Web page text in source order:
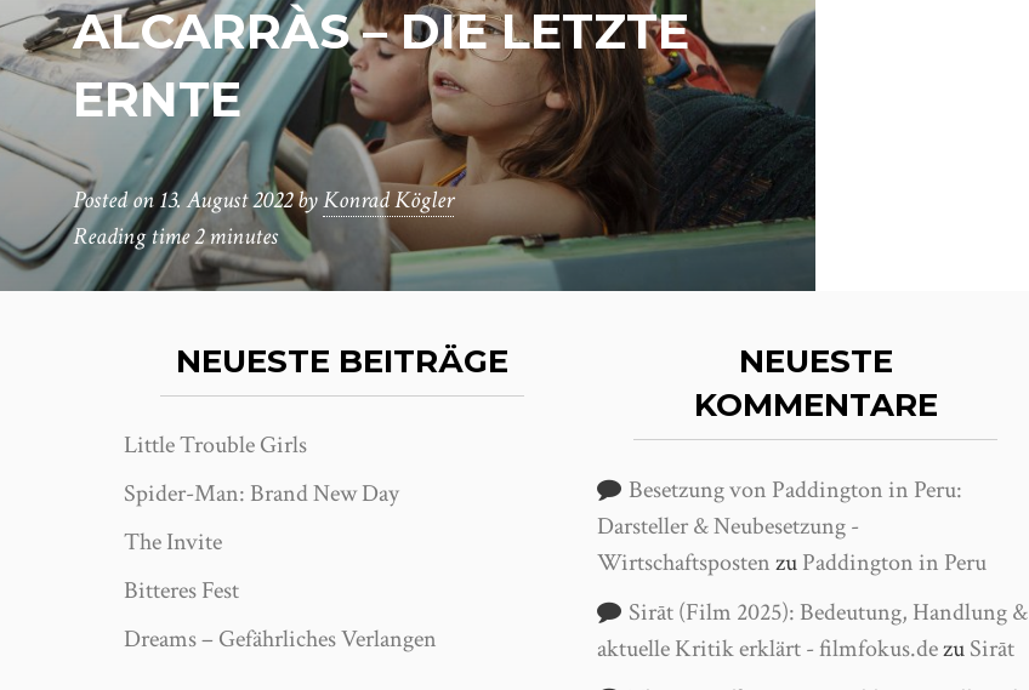
ALCARRÀS – DIE LETZTE
ERNTE
Posted on13. August 2022byKonrad Kögler
Reading time2 minutes
NEUESTE BEITRÄGE
Little Trouble Girls
Spider-Man: Brand New Day
The Invite
Bitteres Fest
Dreams – Gefährliches Verlangen
NEUESTE
KOMMENTARE
Besetzung von Paddington in Peru:
Darsteller & Neubesetzung -
WirtschaftspostenzuPaddington in Peru
Sirāt (Film 2025): Bedeutung, Handlung &
aktuelle Kritik erklärt - filmfokus.dezuSirāt